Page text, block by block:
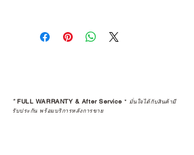
*FULL WARRANTY & After Service * มั่นใจได้กับสินค้ามี
รับประกัน พร้อมบริการหลังการขาย